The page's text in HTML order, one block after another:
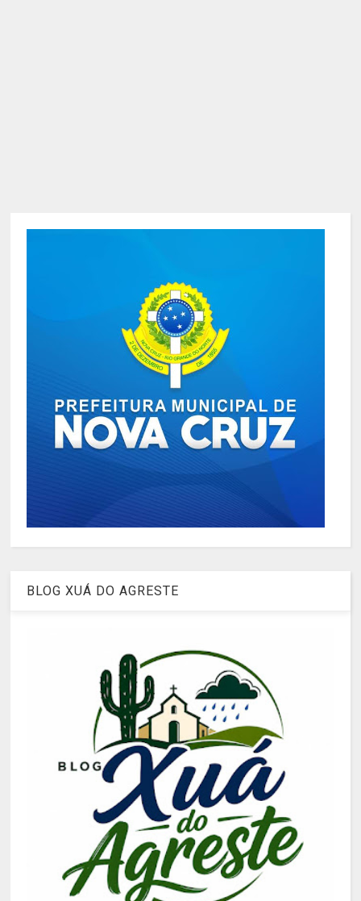
BLOG XUÁ DO AGRESTE